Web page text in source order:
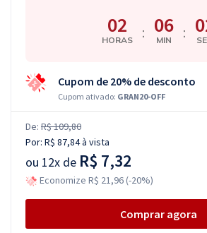
02
HORAS : 06
MIN :
Cupom de 20% de desconto
Cupom ativado: GRAN20-OFF
De: R$ 109,80
Por: R$ 87,84à vista
ou 12x de R$ 7,32
Economize R$ 21,96 (-20%)
Comprar agora